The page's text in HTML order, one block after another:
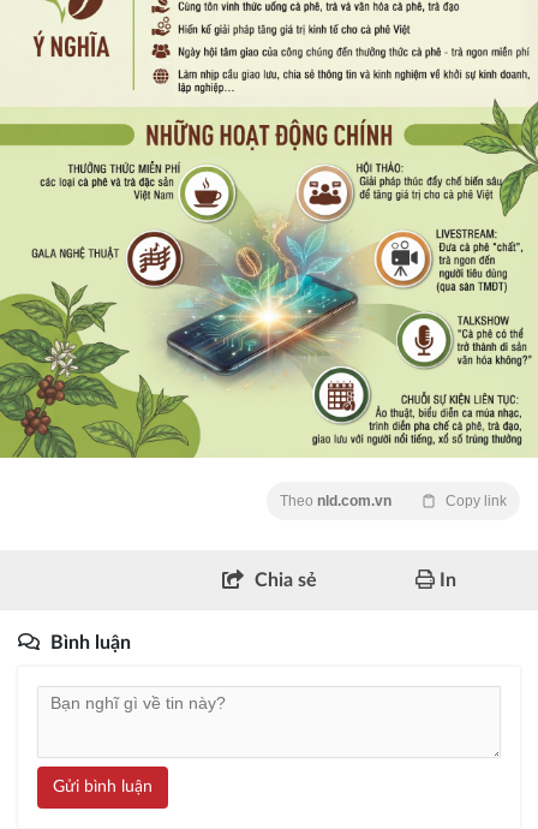
Theo nld.com.vn Copy link
Chia sẻ In
Bình luận
Gửi bình luận